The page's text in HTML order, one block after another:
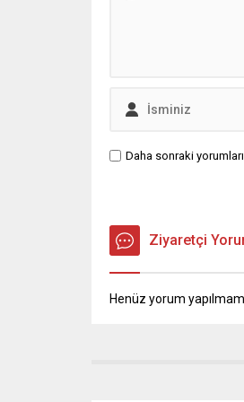
Daha sonraki
Ziyaretçi
Henüz yorum